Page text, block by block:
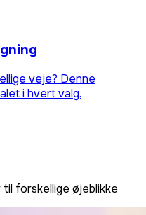
veje? Denne
i hvert valg.
forskellige øjeblikke